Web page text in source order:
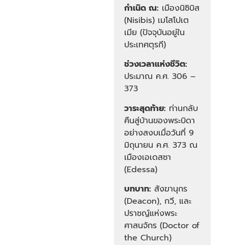
กำเนิด ณ: เมืองนิซิบิส
(Nisibis) เมโสโปเต
เมีย (ปัจจุบันอยู่ใน
ประเทศตุรกี)
ช่วงเวลาแห่งชีวิต:
ประมาณ ค.ศ. 306 –
373
วาระสุดท้าย: ท่านกลับ
คืนสู่บ้านของพระบิดา
อย่างสงบเมื่อวันที่ 9
มิถุนายน ค.ศ. 373 ณ
เมืองเอเดสซา
(Edessa)
บทบาท: สังฆานุกร
(Deacon), กวี, และ
ปราชญ์แห่งพระ
ศาสนจักร (Doctor of
the Church)